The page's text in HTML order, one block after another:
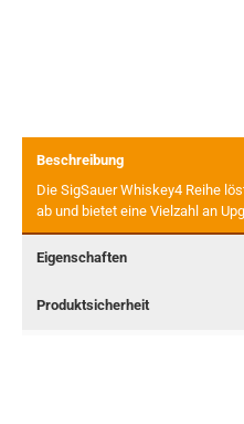
Beschreibung
Die SigSauer Whiskey4 Reihe
ab und bietet eine Vielzahl an
Eigenschaften
Produktsicherheit